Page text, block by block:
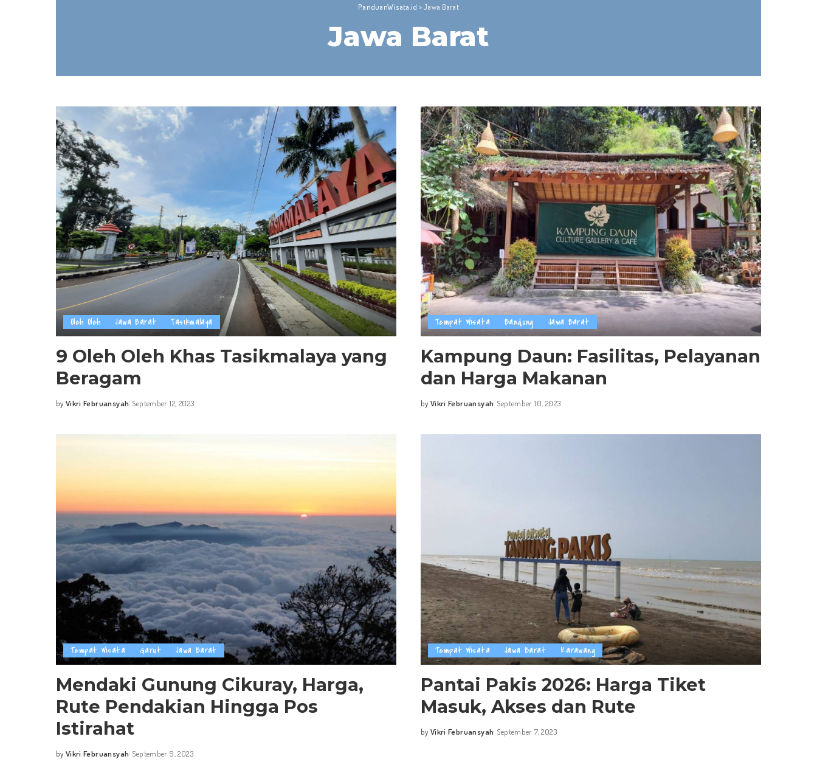
PanduanWisata.id > Jawa Barat
Jawa Barat
Oleh Oleh Jawa Barat Tasikmalaya
9 Oleh Oleh Khas Tasikmalaya yang
Beragam
Posted
by Vikri Februansyah September 12, 2023
Tempat Wisata Bandung Jawa Barat
Kampung Daun: Fasilitas, Pelayanan
dan Harga Makanan
Posted
by Vikri Februansyah September 10, 2023
Tempat Wisata Garut Jawa Barat
Mendaki Gunung Cikuray, Harga,
Rute Pendakian Hingga Pos
Istirahat
Posted
by Vikri Februansyah September 9, 2023
Tempat Wisata Jawa Barat Karawang
Pantai Pakis 2026: Harga Tiket
Masuk, Akses dan Rute
Posted
by Vikri Februansyah September 7, 2023